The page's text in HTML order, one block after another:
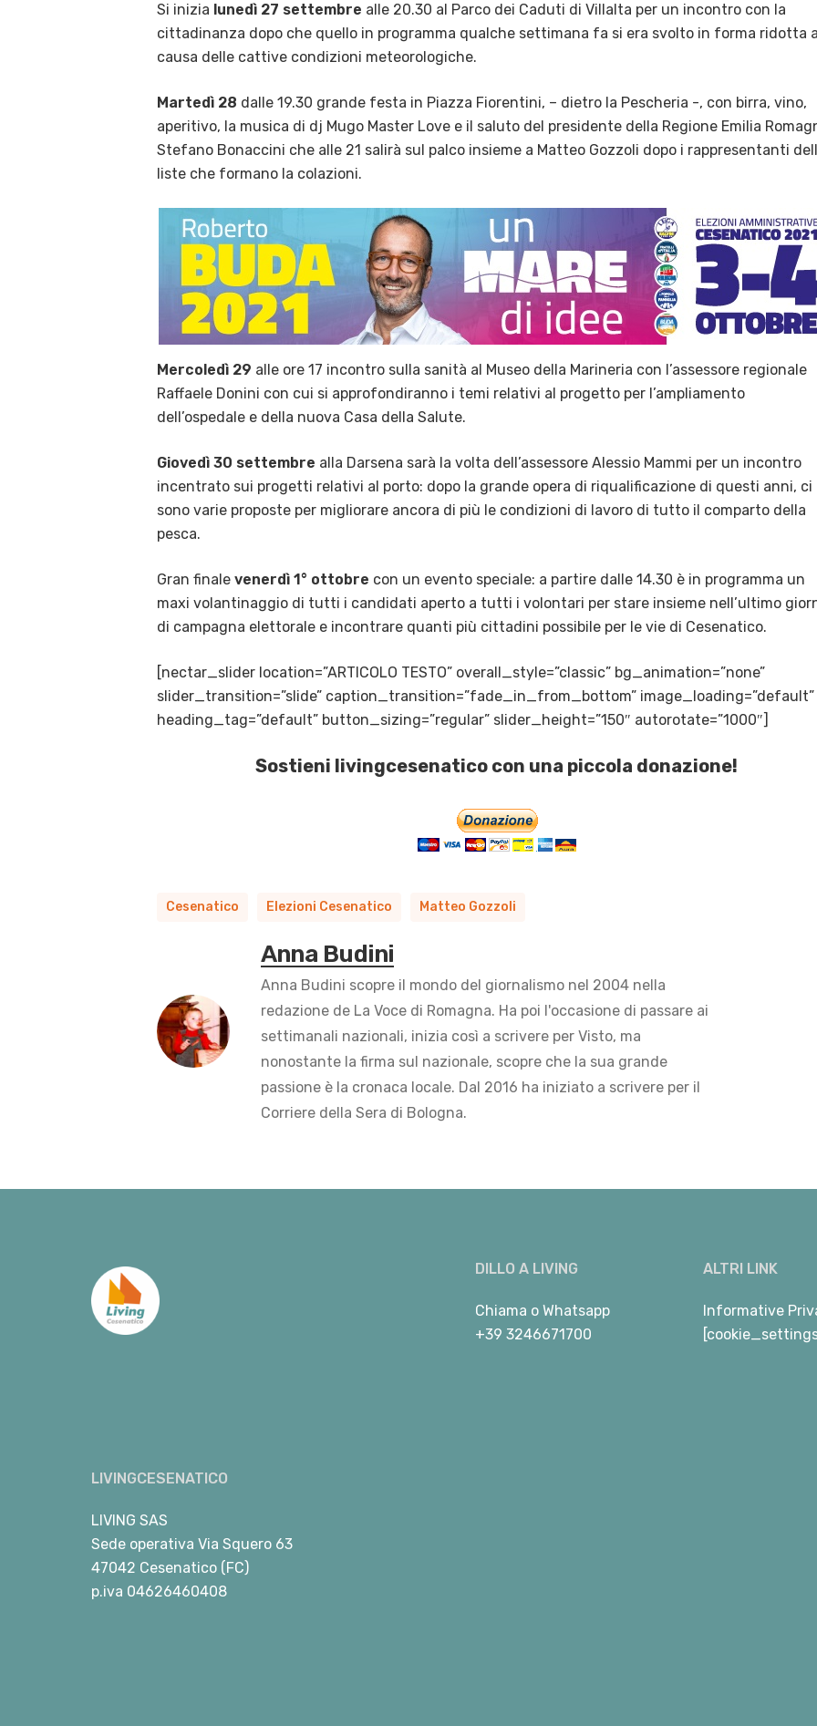
Si inizia lunedì 27 settembre alle 20.30 al Parco dei Caduti di Villalta per un incontro con la
cittadinanza dopo che quello in programma qualche settimana fa si era svolto in forma ridotta
causa delle cattive condizioni meteorologiche.
Martedì 28 dalle 19.30 grande festa in Piazza Fiorentini, – dietro la Pescheria -, con birra, vino,
aperitivo, la musica di dj Mugo Master Love e il saluto del presidente della Regione Emilia
Stefano Bonaccini che alle 21 salirà sul palco insieme a Matteo Gozzoli dopo i rappresentanti
liste che formano la colazioni.
Mercoledì 29 alle ore 17 incontro sulla sanità al Museo della Marineria con l’assessore regionale
Raffaele Donini con cui si approfondiranno i temi relativi al progetto per l’ampliamento
dell’ospedale e della nuova Casa della Salute.
Giovedì 30 settembre alla Darsena sarà la volta dell’assessore Alessio Mammi per un incontro
incentrato sui progetti relativi al porto: dopo la grande opera di riqualificazione di questi anni, ci
sono varie proposte per migliorare ancora di più le condizioni di lavoro di tutto il comparto della
pesca.
Gran finale venerdì 1° ottobre con un evento speciale: a partire dalle 14.30 è in programma un
maxi volantinaggio di tutti i candidati aperto a tutti i volontari per stare insieme nell’ultimo
di campagna elettorale e incontrare quanti più cittadini possibile per le vie di Cesenatico.
[nectar_slider location=”ARTICOLO TESTO” overall_style=”classic” bg_animation=”none”
slider_transition=”slide” caption_transition=”fade_in_from_bottom” image_loading=”default”
heading_tag=”default” button_sizing=”regular” slider_height=”150″ autorotate=”1000″]
Sostieni livingcesenatico con una piccola donazione!
Cesenatico Elezioni Cesenatico Matteo Gozzoli
Anna Budini
Anna Budini scopre il mondo del giornalismo nel 2004 nella
redazione de La Voce di Romagna. Ha poi l'occasione di passare ai
settimanali nazionali, inizia così a scrivere per Visto, ma
nonostante la firma sul nazionale, scopre che la sua grande
passione è la cronaca locale. Dal 2016 ha iniziato a scrivere per il
Corriere della Sera di Bologna.
LIVINGCESENATICO
LIVING SAS
Sede operativa Via Squero 63
47042 Cesenatico (FC)
p.iva 04626460408
DILLO A LIVING
Chiama o Whatsapp
+39 3246671700
ALTRI LINK
Informative